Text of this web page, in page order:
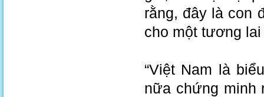
rằng, đây là con
cho một tương
“Việt Nam là
nữa chứng minh